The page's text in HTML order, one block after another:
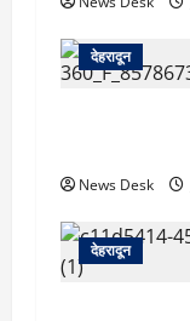
देहरादून
News Desk
देहरादून